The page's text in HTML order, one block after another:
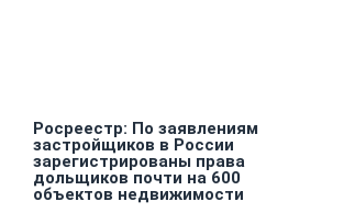
Росреестр: По заявлениям
застройщиков в России
зарегистрированы права
дольщиков почти на 600
объектов недвижимости